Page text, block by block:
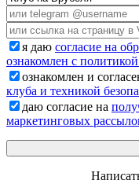
я даю согласие на
ознакомлен с
ознакомлен и
клуба и техникой
даю согласие на
маркетинговых